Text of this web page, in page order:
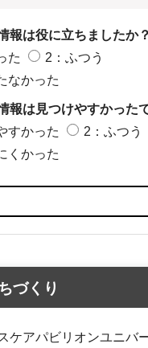
報は役に立ちましたか？
た
2：ふつう
なかった
報は見つけやすかった
すかった
2：ふつう
くかった
づくり
ケアパビリオンユニバ